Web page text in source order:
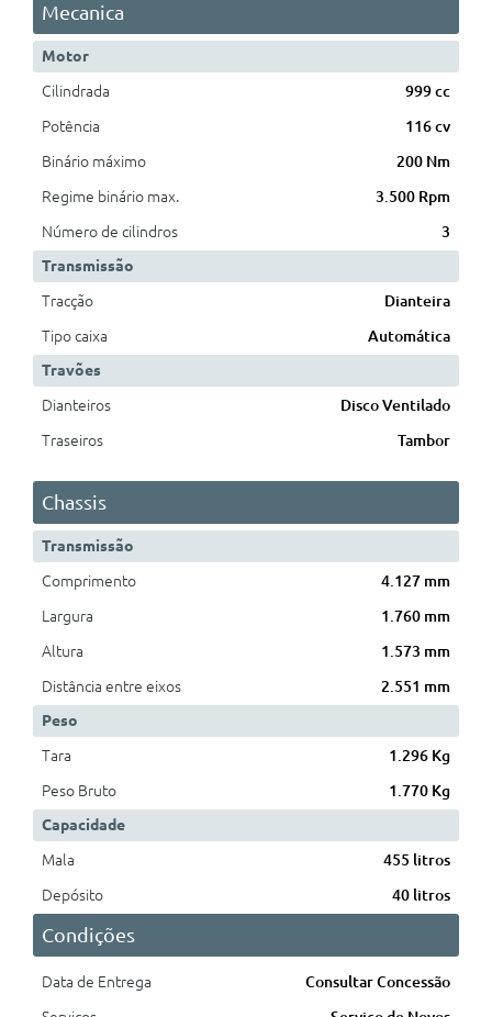
Mecanica
Motor
Cilindrada
999 cc
Potência
116 cv
Binário máximo
200 Nm
Regime binário max.
3.500 Rpm
Número de cilindros
3
Transmissão
Tracção
Dianteira
Tipo caixa
Automática
Travões
Dianteiros
Disco Ventilado
Traseiros
Tambor
Chassis
Transmissão
Comprimento
4.127 mm
Largura
1.760 mm
Altura
1.573 mm
Distância entre eixos
2.551 mm
Peso
Tara
1.296 Kg
Peso Bruto
1.770 Kg
Capacidade
Mala
455 litros
Depósito
40 litros
Condições
Data de Entrega
Consultar Concessão